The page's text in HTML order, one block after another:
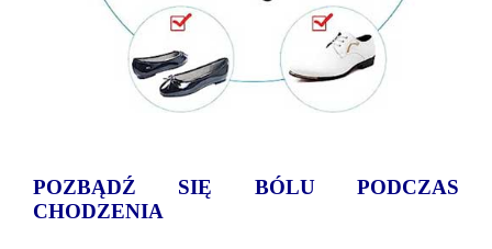
POZBĄDŹ SIĘ BÓLU PODCZAS
CHODZENIA